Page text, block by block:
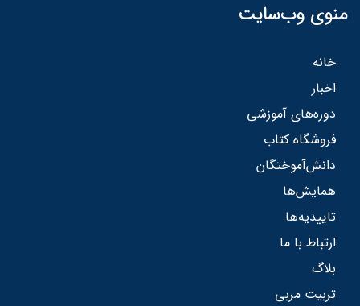
منوی وب‌سایت
خانه
اخبار
دوره‌های آموزشی
فروشگاه کتاب
دانش‌آموختگان
همایش‌ها
تاییدیه‌ها
ارتباط با ما
بلاگ
تربیت مربی